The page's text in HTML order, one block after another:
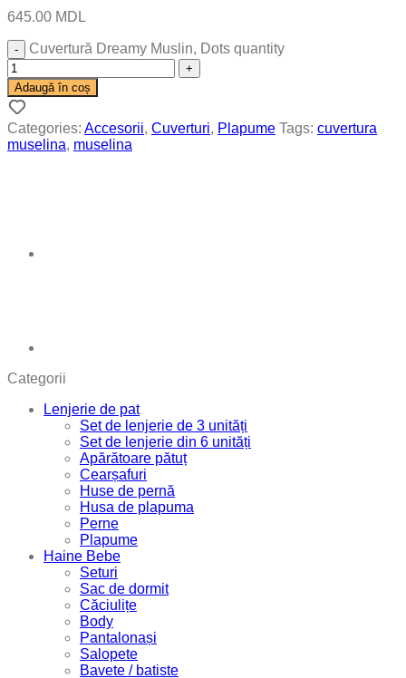
645.00 MDL
Cuvertură Dreamy Muslin, Dots quantity
Adaugă în coș
Categories: Accesorii, Cuverturi, Plapume Tags: cuvertura
muselina, muselina
Categorii
Lenjerie de pat
Set de lenjerie de 3 unități
Set de lenjerie din 6 unități
Apărătoare pătuț
Cearșafuri
Huse de pernă
Husa de plapuma
Perne
Plapume
Haine Bebe
Seturi
Sac de dormit
Căciulițe
Body
Pantalonași
Salopete
Bavete / batiste